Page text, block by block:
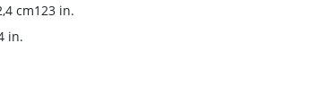
cm123 in.
in.